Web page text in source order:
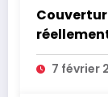
votre
7 février